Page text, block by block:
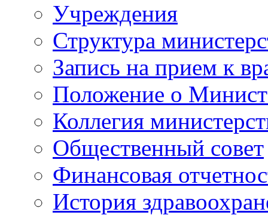
Учреждения
Структура
Запись на прием к
Положение о
Коллегия
Общественный совет
Финансовая
История